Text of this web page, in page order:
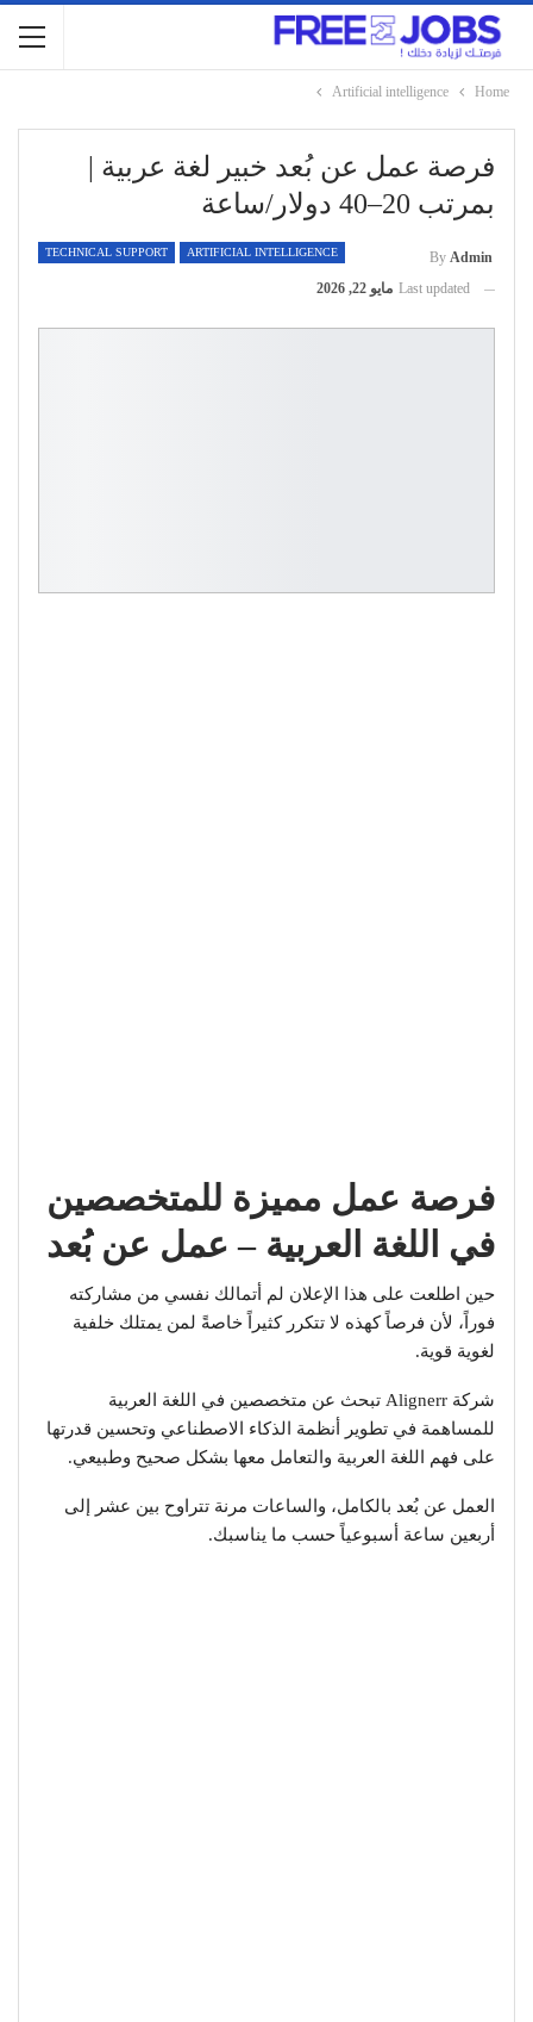
Home
Artificial intelligence
فرصة عمل عن بُعد خبير لغة عربية |
بمرتب 20–40 دولار/ساعة
ARTIFICIAL INTELLIGENCE
TECHNICAL SUPPORT By Admin
Last updated مايو 22, 2026
فرصة عمل مميزة للمتخصصين
في اللغة العربية – عمل عن بُعد
حين اطلعت على هذا الإعلان لم أتمالك نفسي من مشاركته
فوراً، لأن فرصاً كهذه لا تتكرر كثيراً خاصةً لمن يمتلك خلفية
لغوية قوية.
شركة Alignerr تبحث عن متخصصين في اللغة العربية
للمساهمة في تطوير أنظمة الذكاء الاصطناعي وتحسين قدرتها
على فهم اللغة العربية والتعامل معها بشكل صحيح وطبيعي.
العمل عن بُعد بالكامل، والساعات مرنة تتراوح بين عشر إلى
أربعين ساعة أسبوعياً حسب ما يناسبك.